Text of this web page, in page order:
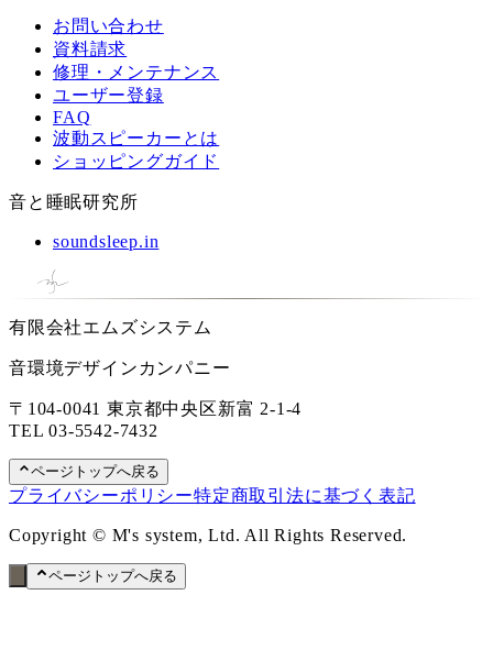
お問い合わせ
資料請求
修理・メンテナンス
ユーザー登録
FAQ
波動スピーカーとは
ショッピングガイド
音と睡眠研究所
soundsleep.in
有限会社エムズシステム
音環境デザインカンパニー
〒104-0041 東京都中央区新富 2-1-4
TEL03-5542-7432
ページトップへ戻る
プライバシーポリシー特定商取引法に基づく表記
Copyright © M's system, Ltd. All Rights Reserved.
ページトップへ戻る